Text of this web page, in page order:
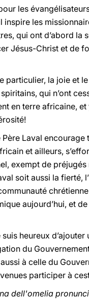
les
inspire les
qui ont d’abord la
Jésus-Christ et de
particulier, la joie et
qui n’ont
en terre africaine,
Père Laval encourage
et ailleurs,
exempt de préjugés
soit aussi la fierté,
chrétienne
aujourd’hui, et
heureux d’ajouter
du
à celle du
participer à
dell'omelia